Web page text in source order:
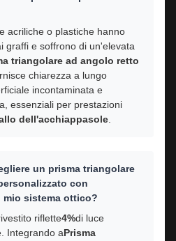
acriliche o plastiche hanno
graffi e soffrono di un'elevata
triangolare ad angolo retto
chiarezza a lungo
incontaminata e
essenziali per prestazioni
dell'acchiappasole.
un prisma triangolare
con
mio sistema ottico?
riflette4%di luce
Integrando aPrisma